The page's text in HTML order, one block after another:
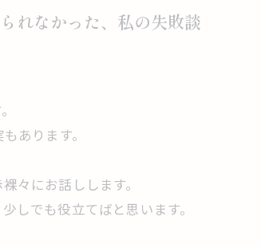
れなかった、私の失敗談
あります。
々にお話しします。
しでも役立てばと思います。